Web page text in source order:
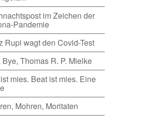
im Zeichen der
Pandemie
Rupi wagt den Covid-Test
Bye, Thomas R. P. Mielke
mies. Beat ist mies. Eine
Mohren, Moritaten